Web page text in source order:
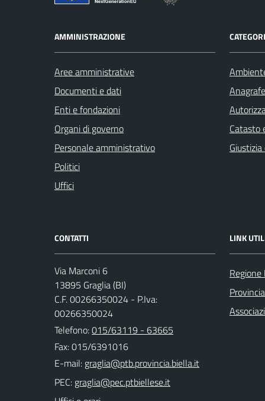
AMMINISTRAZIONE
Aree amministrative
Documenti e dati
Enti e fondazioni
Organi di governo
Personale amministrativo
Politici
Uffici
Catasto
CONTATTI
Via Marconi 6
13895 Graglia (BI)
C.F. 00266350024 - P.Iva:
00266350024
Telefono:015/63119 - 63665
Fax: 015/6391016
E-mail:
PEC:
LINK